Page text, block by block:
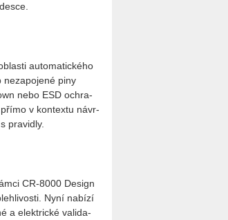
au­to­ma­tic­ké­ho
ne­za­po­je­né piny
nebo ESD ochra­
v kon­tex­tu ná­vr­
pra­vi­dly.
CR-8000 De­sign
Nyní na­bí­zí
a elek­tric­ké va­li­da­